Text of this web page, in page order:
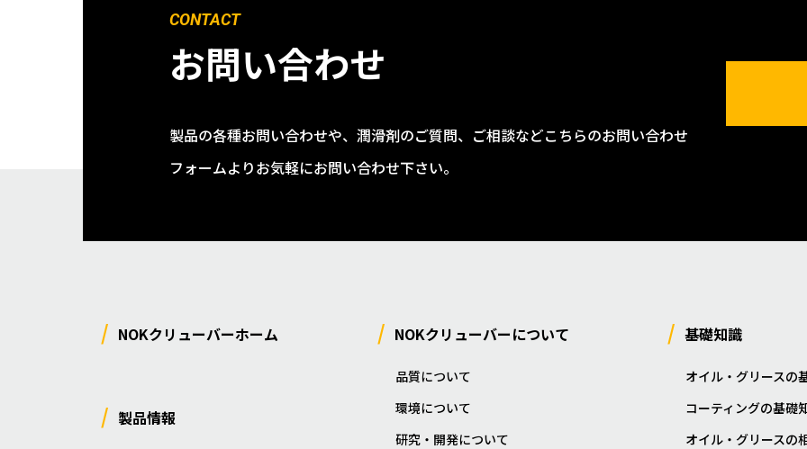
CONTACT
お問い合わせ
製品の各種お問い合わせや、潤滑剤のご質問、ご相談などこちらのお問い合わせ
フォームよりお気軽にお問い合わせ下さい。
NOKクリューバーホーム
製品情報
NOKクリューバーについて
品質について
環境について
研究・開発について
基礎知識
オイル・グリースの
コーティングの基礎
オイル・グリースの